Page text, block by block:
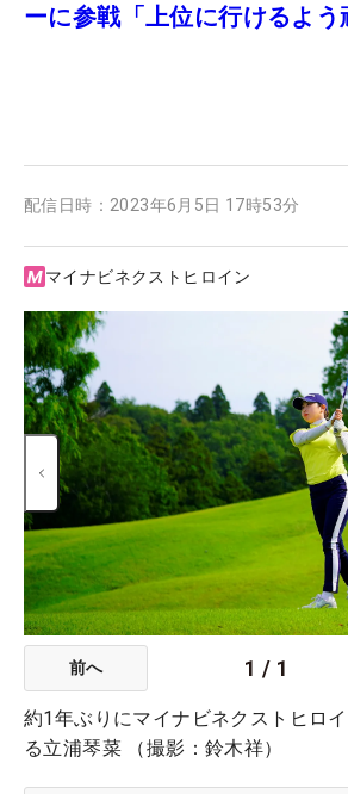
ーに参戦「上位に行けるよう
配信日時： 2023年6月5日 17時53分
マイナビネクストヒロイン
前へ 1 / 1
約1年ぶりにマイナビネクストヒロ
る立浦琴菜 （撮影：鈴木祥）